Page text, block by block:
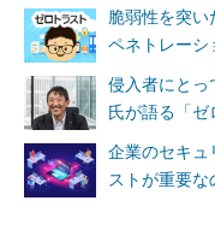
脆弱性を突
ペネトレーシ
侵入者にと
氏が語る「ゼ
企業のセキュ
ストが重要な